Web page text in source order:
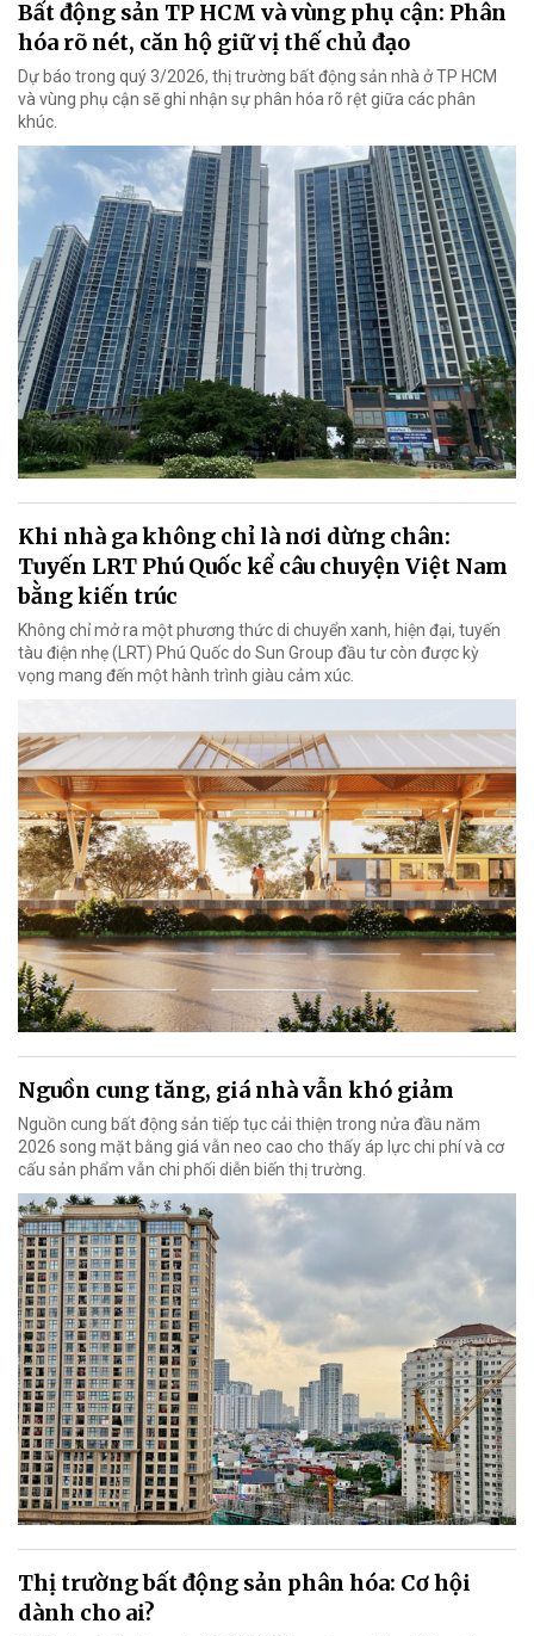
Bất động sản TP HCM và vùng phụ cận: Phân
hóa rõ nét, căn hộ giữ vị thế chủ đạo
Dự báo trong quý 3/2026, thị trường bất động sản nhà ở TP HCM
và vùng phụ cận sẽ ghi nhận sự phân hóa rõ rệt giữa các phân
khúc.
Khi nhà ga không chỉ là nơi dừng chân:
Tuyến LRT Phú Quốc kể câu chuyện Việt Nam
bằng kiến trúc
Không chỉ mở ra một phương thức di chuyển xanh, hiện đại, tuyến
tàu điện nhẹ (LRT) Phú Quốc do Sun Group đầu tư còn được kỳ
vọng mang đến một hành trình giàu cảm xúc.
Nguồn cung tăng, giá nhà vẫn khó giảm
Nguồn cung bất động sản tiếp tục cải thiện trong nửa đầu năm
2026 song mặt bằng giá vẫn neo cao cho thấy áp lực chi phí và cơ
cấu sản phẩm vẫn chi phối diễn biến thị trường.
Thị trường bất động sản phân hóa: Cơ hội
dành cho ai?